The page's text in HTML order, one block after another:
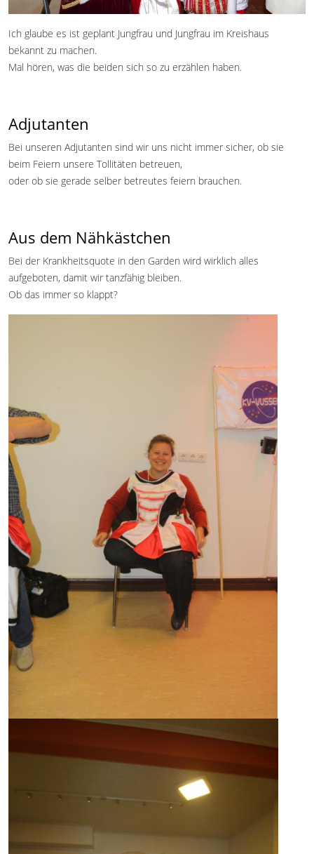
Ich glaube es ist geplant Jungfrau und Jungfrau im Kreishaus
bekannt zu machen.
Mal hören, was die beiden sich so zu erzählen haben.
Adjutanten
Bei unseren Adjutanten sind wir uns nicht immer sicher, ob sie
beim Feiern unsere Tollitäten betreuen,
oder ob sie gerade selber betreutes feiern brauchen.
Aus dem Nähkästchen
Bei der Krankheitsquote in den Garden wird wirklich alles
aufgeboten, damit wir tanzfähig bleiben.
Ob das immer so klappt?